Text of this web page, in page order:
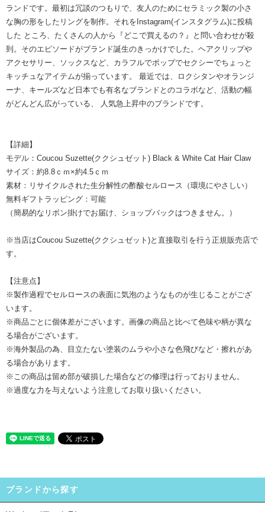
ランドです。最初は冗談のつもりで、友人のためにセラミック製の小さ
な胸の形をしたリングを制作。それをInstagram(インスタグラム)に投稿
した ところ、たくさんの人から『どこで買えるの？』と問い合わせが殺
到。そのエピソードがブランド誕生のきっかけでした。ヘアクリップや
アクセサリー、ソックスなど、カラフルでポップでセクシーでちょっと
キッチュなアイテムが揃っています。 最近では、ロクシタンやオランジ
ーナ、キールズなど日本でも有名なブランドとのコラボなど、活動の幅
がどんどん広がっている、 人気急上昇中のブランドです。
【詳細】
モデル：Coucou Suzette(ククシュゼット) Black & White Cat Hair Claw
サイズ：約8.8ｃｍ×約4.5ｃｍ
素材：リサイクルされた生分解性の酢酸セルロース（環境にやさしい）
無料ギフトラッピング：可能
（簡易的なリボン掛けでお届け、ショップバックはつきません。）
※当店はCoucou Suzette(ククシュゼット)と直接取引を行う正規販売店で
す。
【注意点】
※製作過程でセルロースの表面に気泡のようなものが生じることがござ
います。
※商品ごとに個体差がございます。画像の商品と比べて色味や柄が異な
る場合がございます。
※海外製品の為、目立たない塗装のムラや小さな色飛びなど・擦れがあ
る場合があります。
※この商品は留め部が破損した場合などの修理は行っておりません。
※過度な力を与えないよう注意してお取り扱いください。
ブランドから探す